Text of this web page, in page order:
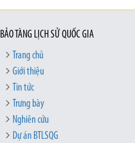
BẢO TÀNG LỊCH SỬ QUỐC GIA
Trang chủ
Giới thiệu
Tin tức
Trưng bày
Nghiên cứu
Dự án BTLSQG